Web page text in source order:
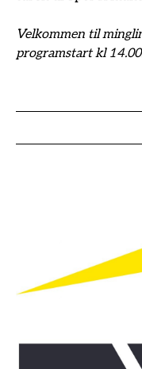
Velkommen til
programstart kl